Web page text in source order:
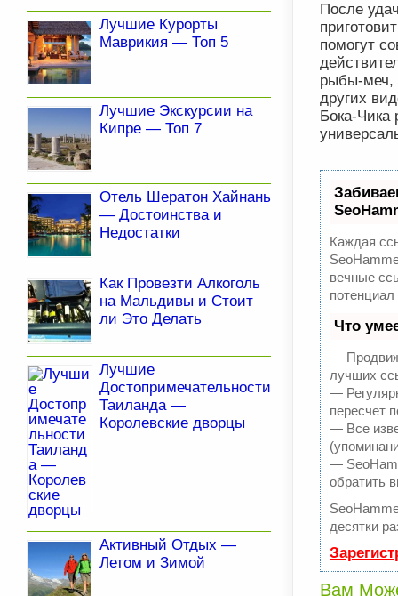
После
помогут
рыбы-меч,
других
Бока-Чика
Каждая
вечные
Что
—
лучших
—
пересчет
— Все
—
обратить
десятки
Вам
Лучшие Курорты
Маврикия — Топ 5
Лучшие Экскурсии на
Кипре — Топ 7
Отель Шератон Хайнань
— Достоинства и
Недостатки
Как Провезти Алкоголь
на Мальдивы и Стоит
ли Это Делать
Лучшие
Достопримечательности
Таиланда —
Королевские дворцы
Активный Отдых —
Летом и Зимой